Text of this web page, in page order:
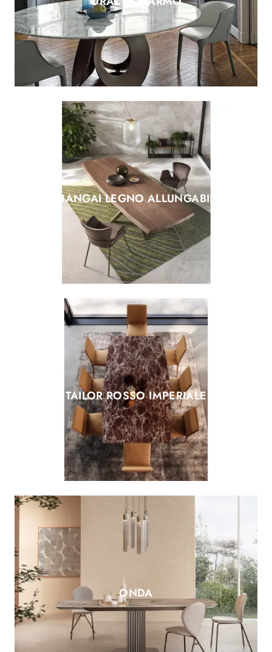
SHANGAI LEGNO ALLUNGABILE
TAILOR ROSSO IMPERIALE
ONDA